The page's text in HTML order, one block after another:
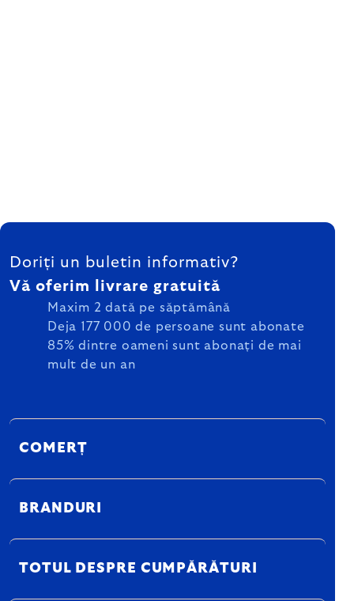
SUBSOL
Doriți un buletin informativ?
Vă oferim livrare gratuită
Maxim 2 dată pe săptămână
Deja 177 000 de persoane sunt abonate
85% dintre oameni sunt abonați de mai
mult de un an
COMERȚ
BRANDURI
TOTUL DESPRE CUMPĂRĂTURI